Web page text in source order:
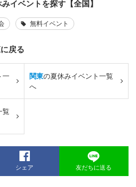
イベントを探す【全国】
無料イベント
戻る
一
関東の夏休みイベント一覧
へ
覧
シェア 友だちに送る